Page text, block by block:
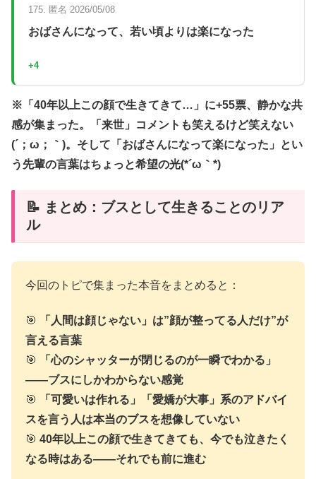
175. 匿名 2026/05/08
おばさんになって、若い頃よりは楽になった
+4
※「40年以上この顔で生きてきて…」に+55票、静かな共
感が集まった。「来世」コメントも笑えるけど笑えない
(´；ω；｀)。そして「おばさんになって楽になった」とい
う先輩の言葉はちょっと希望の光(*´ω｀*)
📝 まとめ：ブスとして生きることのリア
ル
今回のトピで集まった本音をまとめると：
🎯
「人間は顔じゃない」は”顔が整ってる人だけ”が
言える言葉
🎯
「心のシャッターが閉じるのが一瞬でわかる」
——ブスにしかわからない感覚
🎯
「可愛いは作れる」「愛嬌が大事」系のアドバイ
スを言う人は本当のブスを想像していない
🎯 40年以上この顔で生きてきても、今でも泣きたく
なる時はある——それでも前に進む